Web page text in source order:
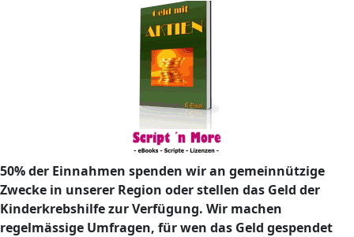
50% der Einnahmen spenden wir an gemeinnützige
Zwecke in unserer Region oder stellen das Geld der
Kinderkrebshilfe zur Verfügung. Wir machen
regelmässige Umfragen, für wen das Geld gespendet